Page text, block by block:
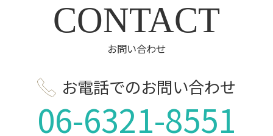
CONTACT
お問い合わせ
お電話でのお問い合わせ
06-6321-8551